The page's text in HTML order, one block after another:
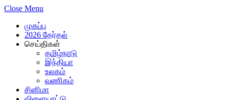
Close Menu
முகப்பு
2026 தேர்தல்
செய்திகள்
தமிழ்நாடு
இந்தியா
உலகம்
வணிகம்
சினிமா